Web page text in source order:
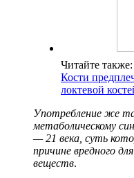
Читайте также:
Кости
локтевой
Употребление же
метаболическому
— 21 века, суть
причине вредного
веществ.